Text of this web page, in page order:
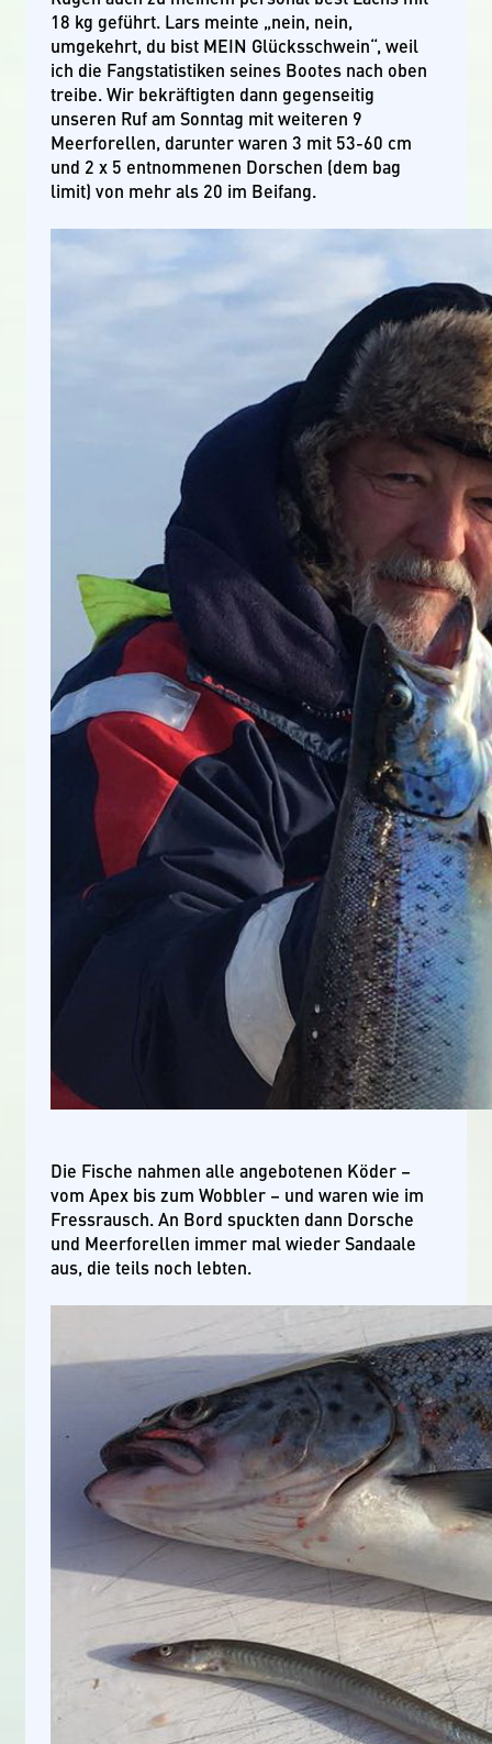
18 kg geführt. Lars meinte „nein, nein,
umgekehrt, du bist MEIN Glücksschwein“, weil
ich die Fangstatistiken seines Bootes nach oben
treibe. Wir bekräftigten dann gegenseitig
unseren Ruf am Sonntag mit weiteren 9
Meerforellen, darunter waren 3 mit 53-60 cm
und 2 x 5 entnommenen Dorschen (dem bag
limit) von mehr als 20 im Beifang.
Die Fische nahmen alle angebotenen Köder –
vom Apex bis zum Wobbler – und waren wie im
Fressrausch. An Bord spuckten dann Dorsche
und Meerforellen immer mal wieder Sandaale
aus, die teils noch lebten.